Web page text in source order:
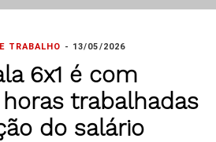
TRABALHO - 13/05/2026
6x1 é com
trabalhadas
do salário